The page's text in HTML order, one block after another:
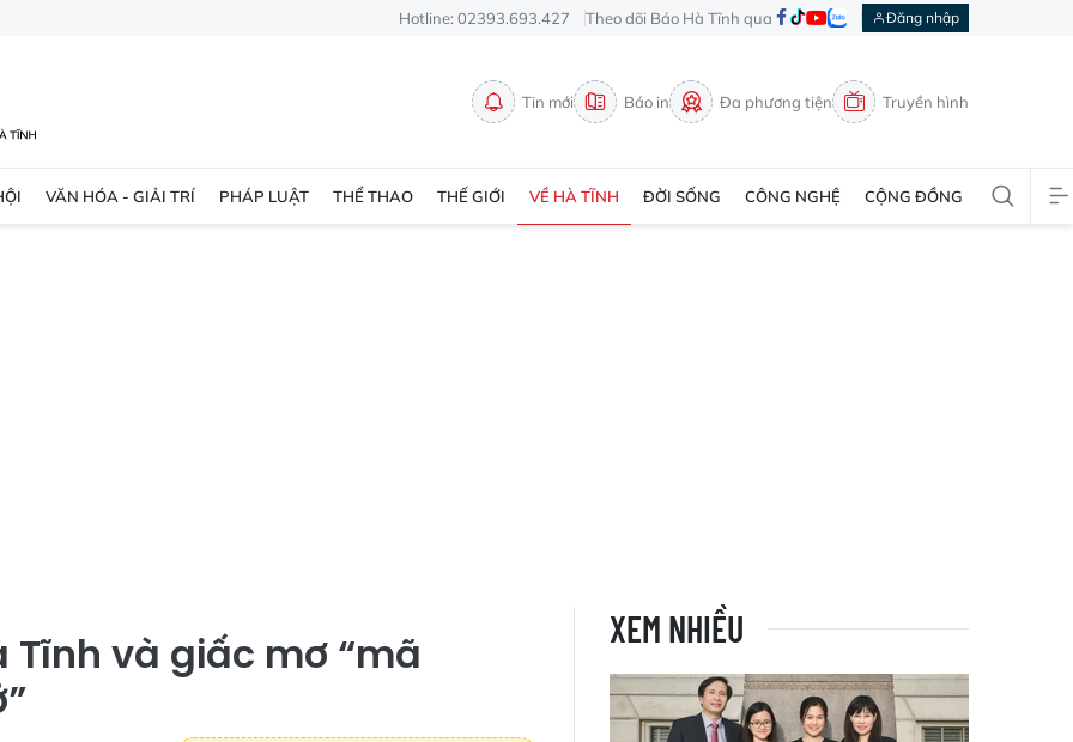
Hotline: 02393.693.427 Theo dõi Báo Hà Tĩnh qua Đăng nhập
Tin mới Báo in Đa phương tiện Truyền hình
VĂN HÓA - GIẢI TRÍ PHÁP LUẬT THỂ THAO THẾ GIỚI VỀ HÀ TĨNH ĐỜI SỐNG CÔNG NGHỆ CỘNG ĐỒNG
Tĩnh và giấc mơ “mã
XEM NHIỀU